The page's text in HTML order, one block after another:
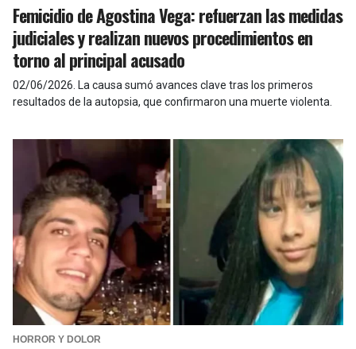
Femicidio de Agostina Vega: refuerzan las medidas
judiciales y realizan nuevos procedimientos en
torno al principal acusado
02/06/2026 La causa sumó avances clave tras los primeros
resultados de la autopsia, que confirmaron una muerte violenta.
HORROR Y DOLOR